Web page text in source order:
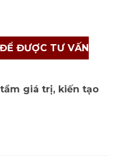
ĐƯỢC TƯ VẤN
tầm giá trị, kiến tạo